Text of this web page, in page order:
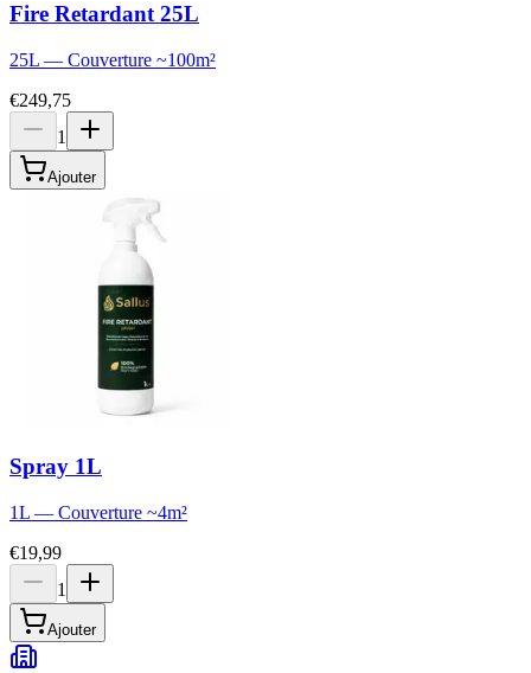
Fire Retardant 25L
25L — Couverture ~100m²
€249,75
1
Ajouter
Spray 1L
1L — Couverture ~4m²
€19,99
1
Ajouter